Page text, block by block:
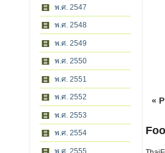
พ.ศ. 2547
พ.ศ. 2548
พ.ศ. 2549
พ.ศ. 2550
พ.ศ. 2551
พ.ศ. 2552
พ.ศ. 2553
พ.ศ. 2554
พ.ศ. 2555
«